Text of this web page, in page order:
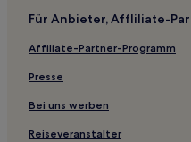
Hotels nahe Station
Hotels nahe Bahnhof Mito
Katamachi Hotels
Hotels mit Parkplatz in
Lgbtqia-Freundliche in Mito
Für Anbieter, Affliliate-
Affiliate-Partner-Programm
Presse
Bei uns werben
Reiseveranstalter